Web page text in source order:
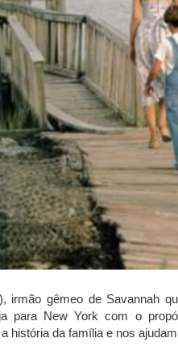
irmão gêmeo de Savannah
para New York com o
história da família e nos